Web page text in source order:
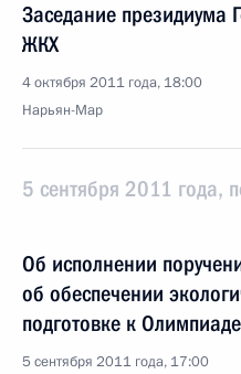
Заседание президиума
ЖКХ
4 октября 2011 года, 18:00
Нарьян-Мар
5 сентября 2011 года,
Об исполнении
об обеспечении
подготовке к
5 сентября 2011 года, 17:00